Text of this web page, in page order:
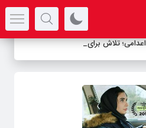
تلاش برای ب_